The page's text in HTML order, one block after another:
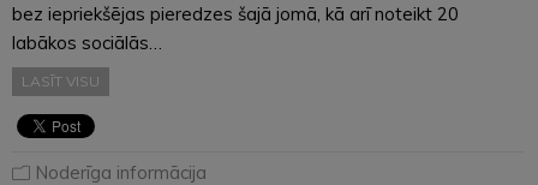
bez iepriekšējas pieredzes šajā jomā, kā arī noteikt 20
labākos sociālās…
LASĪT VISU
Noderīga informācija